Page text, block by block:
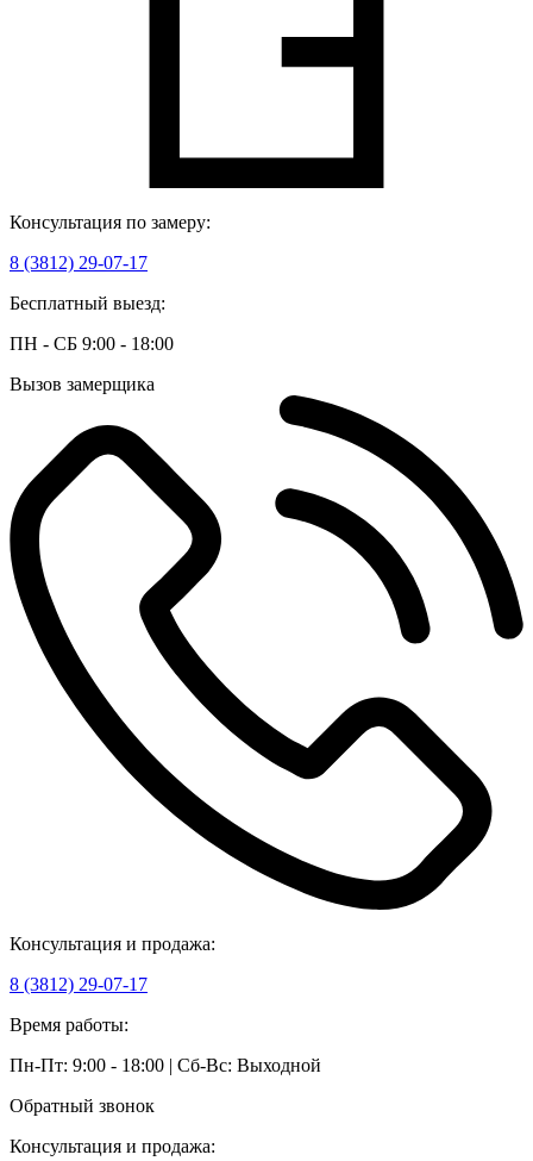
Консультация по замеру:
8 (3812) 29-07-17
Бесплатный выезд:
ПН - СБ 9:00 - 18:00
Вызов замерщика
Консультация и продажа:
8 (3812) 29-07-17
Время работы:
Пн-Пт: 9:00 - 18:00 | Сб-Вс: Выходной
Обратный звонок
Консультация и продажа: